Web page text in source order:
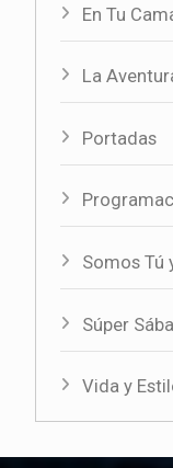
En Tu
La
Portadas
Somos Tú
Súper
Vida y